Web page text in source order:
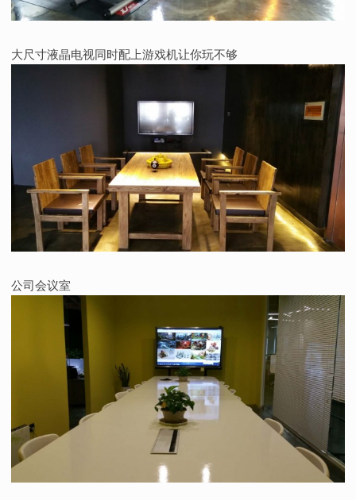
大尺寸液晶电视同时配上游戏机让你玩不够
公司会议室